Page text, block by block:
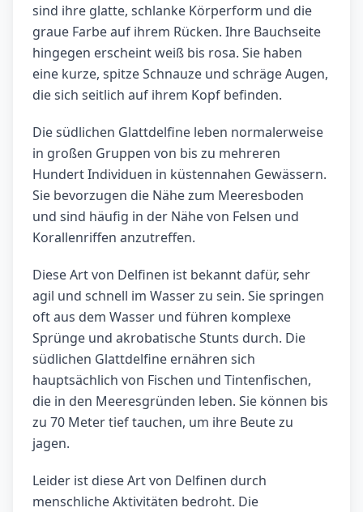
sind ihre glatte, schlanke Körperform und die
graue Farbe auf ihrem Rücken. Ihre Bauchseite
hingegen erscheint weiß bis rosa. Sie haben
eine kurze, spitze Schnauze und schräge Augen,
die sich seitlich auf ihrem Kopf befinden.
Die südlichen Glattdelfine leben normalerweise
in großen Gruppen von bis zu mehreren
Hundert Individuen in küstennahen Gewässern.
Sie bevorzugen die Nähe zum Meeresboden
und sind häufig in der Nähe von Felsen und
Korallenriffen anzutreffen.
Diese Art von Delfinen ist bekannt dafür, sehr
agil und schnell im Wasser zu sein. Sie springen
oft aus dem Wasser und führen komplexe
Sprünge und akrobatische Stunts durch. Die
südlichen Glattdelfine ernähren sich
hauptsächlich von Fischen und Tintenfischen,
die in den Meeresgründen leben. Sie können bis
zu 70 Meter tief tauchen, um ihre Beute zu
jagen.
Leider ist diese Art von Delfinen durch
menschliche Aktivitäten bedroht. Die